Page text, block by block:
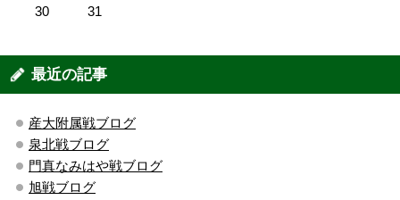
30
31
最近の記事
産大附属戦ブログ
泉北戦ブログ
門真なみはや戦ブログ
旭戦ブログ